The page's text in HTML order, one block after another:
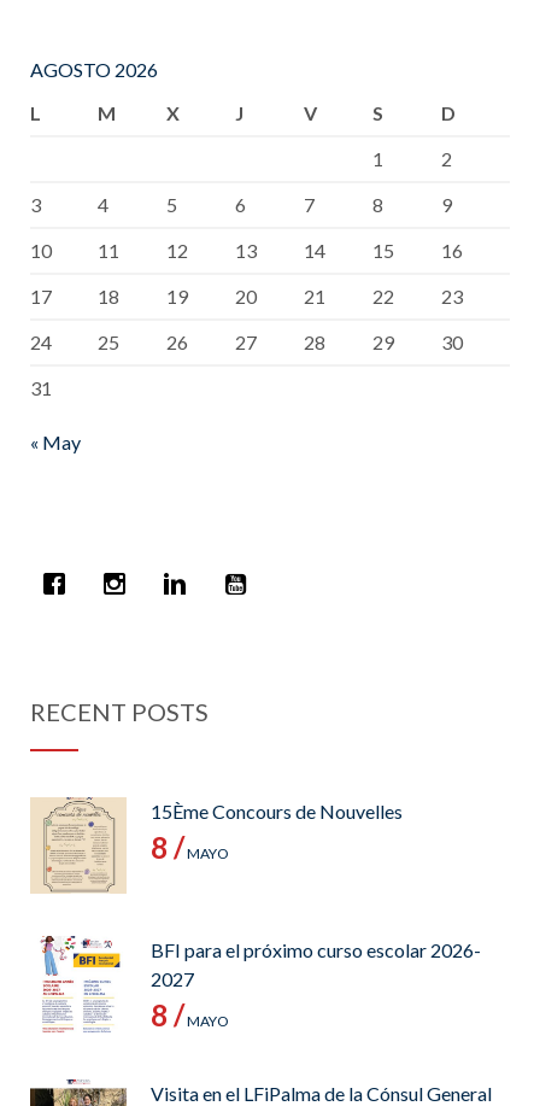
AGOSTO 2026
L
M X J V S
D
1
2
3
4 5 6 7 8
9
10
11 12 13 14 15
16
17
18 19 20 21 22
23
24
25 26 27 28 29
30
31
« May
RECENT POSTS
15Ème Concours de Nouvelles
8 /MAYO
BFI para el próximo curso escolar 2026-
2027
8 /MAYO
Visita en el LFiPalma de la Cónsul General